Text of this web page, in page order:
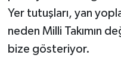
Yer tutuşları, yan
neden Milli Takımın
bize gösteriyor.